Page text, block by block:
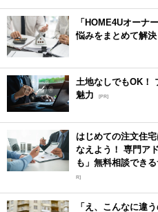
「HOME4Uオーナ
悩みをまとめて解決
土地なしでもOK！
魅力
[PR]
はじめての注文住
なえよう！ 専門ア
も」無料相談でき
R]
「え、こんなに違